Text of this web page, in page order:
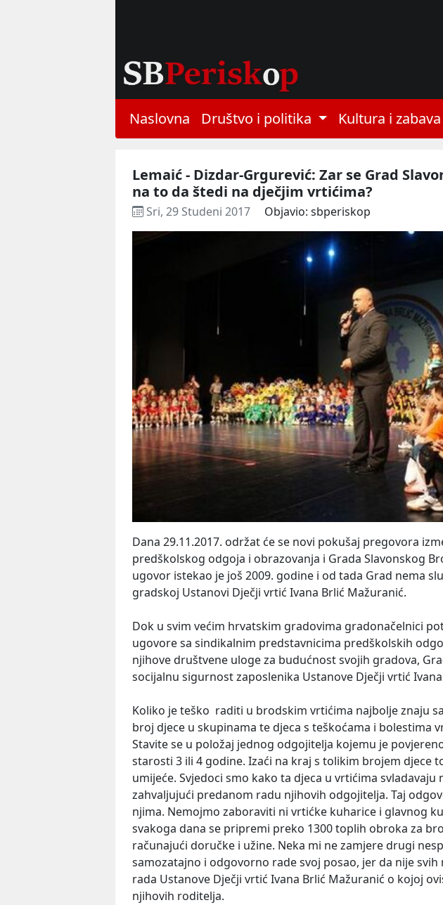
Naslovna Društvo i politika Kultura i zabava
Lemaić - Dizdar-Grgurević: Zar se Grad
na to da štedi na dječjim vrtićima?
Sri, 29 Studeni 2017 Objavio: sbperiskop
Dana 29.11.2017. održat će se novi pokušaj pregovora
predškolskog odgoja i obrazovanja i Grada Slavonskog
ugovor istekao je još 2009. godine i od tada Grad nema
gradskoj Ustanovi Dječji vrtić Ivana Brlić Mažuranić.
Dok u svim većim hrvatskim gradovima gradonačelnici
ugovore sa sindikalnim predstavnicima predškolskih
njihove društvene uloge za budućnost svojih gradova,
socijalnu sigurnost zaposlenika Ustanove Dječji vrtić
Koliko je teško raditi u brodskim vrtićima najbolje znaju
broj djece u skupinama te djeca s teškoćama i bolestima
Stavite se u položaj jednog odgojitelja kojemu je
starosti 3 ili 4 godine. Izaći na kraj s tolikim brojem djece
umijeće. Svjedoci smo kako ta djeca u vrtićima svladavaju
zahvaljujući predanom radu njihovih odgojitelja. Taj
njima. Nemojmo zaboraviti ni vrtićke kuharice i glavnog
svakoga dana se pripremi preko 1300 toplih obroka za
računajući doručke i užine. Neka mi ne zamjere drugi
samozatajno i odgovorno rade svoj posao, jer da nije
rada Ustanove Dječji vrtić Ivana Brlić Mažuranić o kojoj
njihovih roditelja.